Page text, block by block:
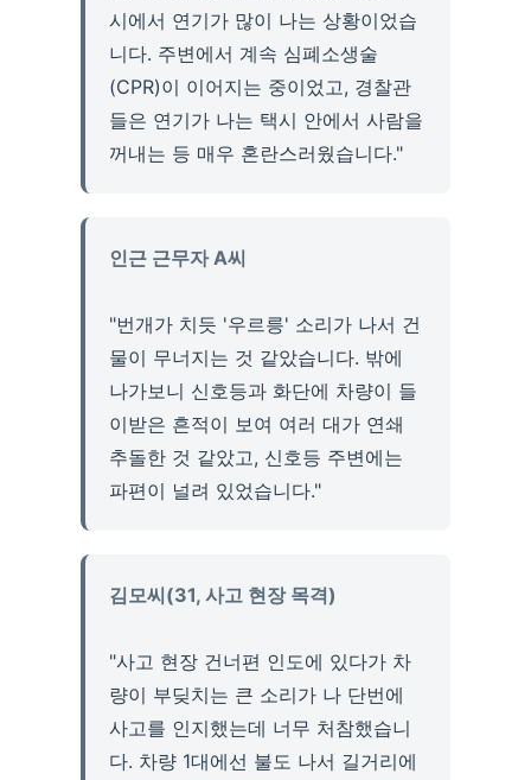
시에서 연기가 많이 나는 상황이었습
니다. 주변에서 계속 심폐소생술
(CPR)이 이어지는 중이었고, 경찰관
들은 연기가 나는 택시 안에서 사람을
꺼내는 등 매우 혼란스러웠습니다."
인근 근무자 A씨
"번개가 치듯 '우르릉' 소리가 나서 건
물이 무너지는 것 같았습니다. 밖에
나가보니 신호등과 화단에 차량이 들
이받은 흔적이 보여 여러 대가 연쇄
추돌한 것 같았고, 신호등 주변에는
파편이 널려 있었습니다."
김모씨(31, 사고 현장 목격)
"사고 현장 건너편 인도에 있다가 차
량이 부딪치는 큰 소리가 나 단번에
사고를 인지했는데 너무 처참했습니
다. 차량 1대에선 불도 나서 길거리에